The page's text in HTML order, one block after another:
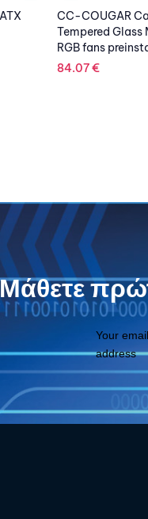
GIGABYTE Case
Black USB 3.0
130.05€
Μάθετε
Your email
address